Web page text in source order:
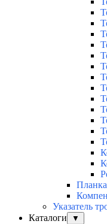
Указатель
Каталоги
▼